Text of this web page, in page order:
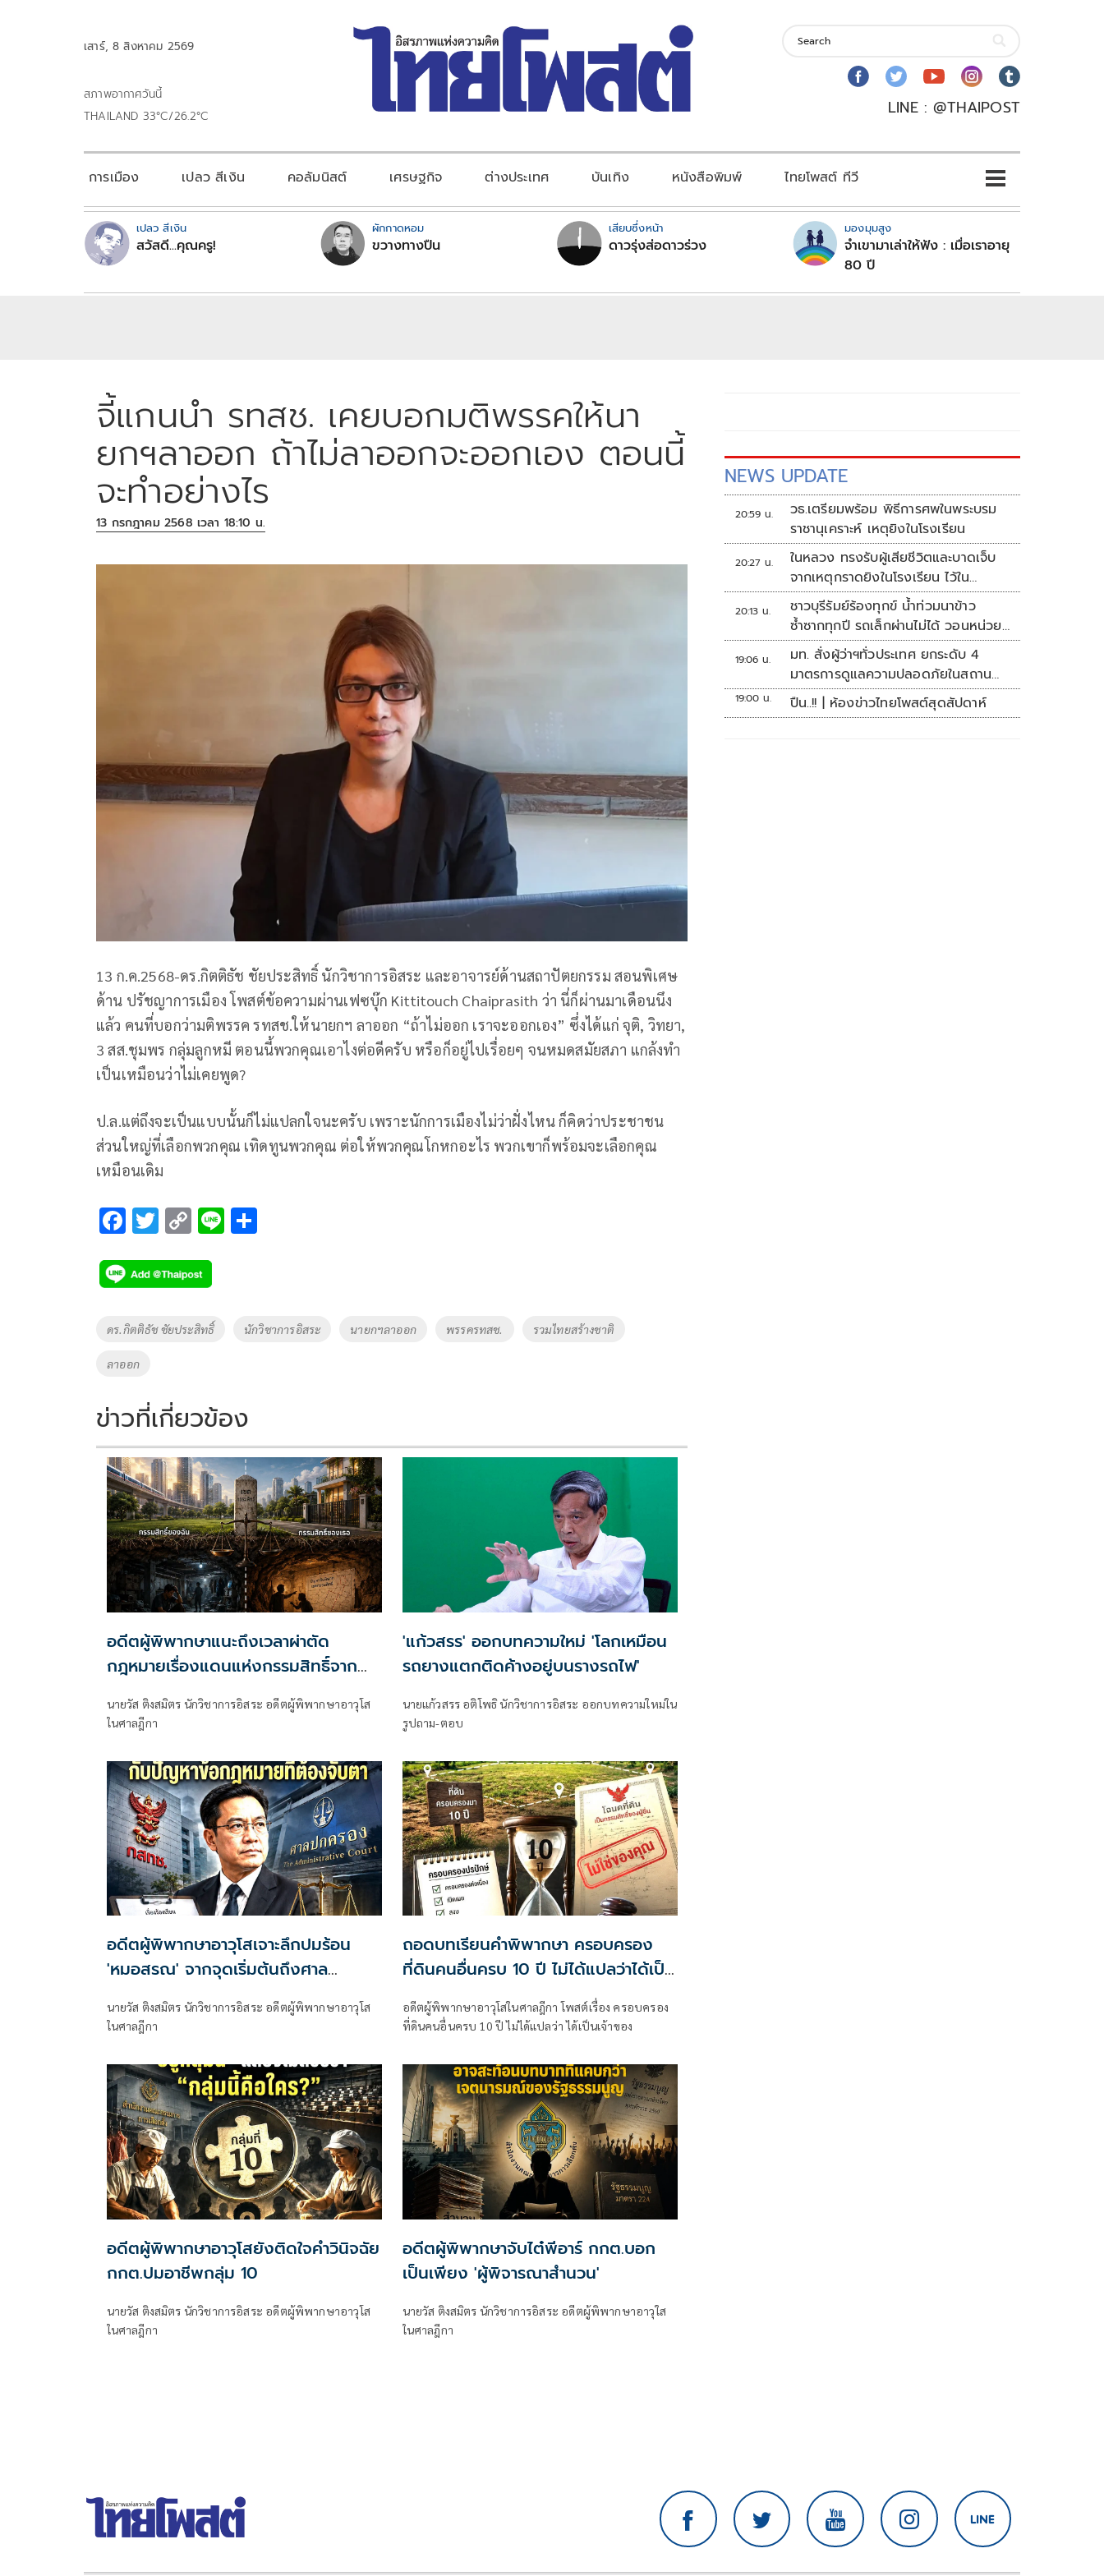
เสาร์, 8 สิงหาคม 2569
สภาพอากาศวันนี้
THAILAND 33°C/26.2°C
LINE : @THAIPOST
การเมือง เปลว สีเงิน คอลัมนิสต์ เศรษฐกิจ ต่างประเทศ บันเทิง หนังสือพิมพ์ ไทยโพสต์ ทีวี
เปลว สีเงิน
สวัสดี...คุณครู!
ผักกาดหอม
ขวางทางปืน
เสียบซึ่งหน้า
ดาวรุ่งส่อดาวร่วง
มองมุมสูง
จำเขามาเล่าให้ฟัง : เมื่อเราอายุ
80 ปี
จี้แกนนำ รทสช. เคยบอกมติพรรคให้นา
ยกฯลาออก ถ้าไม่ลาออกจะออกเอง ตอนนี้
จะทำอย่างไร
13 กรกฎาคม 2568 เวลา 18:10 น.
13 ก.ค.2568-ดร.กิตติธัช ชัยประสิทธิ์ นักวิชาการอิสระ และอาจารย์ด้านสถาปัตยกรรม สอนพิเศษ
ด้าน ปรัชญาการเมือง โพสต์ข้อความผ่านเฟซบุ๊ก Kittitouch Chaiprasith ว่า นี่ก็ผ่านมาเดือนนึง
แล้ว คนที่บอกว่ามติพรรค รทสช.ให้นายกฯ ลาออก “ถ้าไม่ออก เราจะออกเอง” ซึ่งได้แก่ จุติ, วิทยา,
3 สส.ชุมพร กลุ่มลูกหมี ตอนนี้พวกคุณเอาไงต่อดีครับ หรือก็อยู่ไปเรื่อยๆ จนหมดสมัยสภา แกล้งทำ
เป็นเหมือนว่าไม่เคยพูด?
ป.ล.แต่ถึงจะเป็นแบบนั้นก็ไม่แปลกใจนะครับ เพราะนักการเมืองไม่ว่าฝั่งไหน ก็คิดว่าประชาชน
ส่วนใหญ่ที่เลือกพวกคุณ เทิดทูนพวกคุณ ต่อให้พวกคุณโกหกอะไร พวกเขาก็พร้อมจะเลือกคุณ
เหมือนเดิม
F
e
b
o
k
T
tt
er
C
p
y
Li
Li
Tags
ดร.กิตติธัช ชัยประสิทธิ์ นักวิชาการอิสระ นายกฯลาออก พรรครทสช. รวมไทยสร้างชาติ
ลาออก
ข่าวที่เกี่ยวข้อง
อดีตผู้พิพากษาแนะถึงเวลาผ่าตัด
กฎหมายเรื่องแดนแห่งกรรมสิทธิ์จาก
นายวัส ติงสมิตร นักวิชาการอิสระ อดีตผู้พิพากษาอาวุโส
ในศาลฎีกา
'แก้วสรร' ออกบทความใหม่ 'โลกเหมือน
รถยางแตกติดค้างอยู่บนรางรถไฟ'
นายแก้วสรร อติโพธิ นักวิชาการอิสระ ออกบทความใหม่ใน
รูปถาม-ตอบ
อดีตผู้พิพากษาอาวุโสเจาะลึกปมร้อน
'หมอสรณ' จากจุดเริ่มต้นถึงศาล
นายวัส ติงสมิตร นักวิชาการอิสระ อดีตผู้พิพากษาอาวุโส
ในศาลฎีกา
ถอดบทเรียนคำพิพากษา ครอบครอง
ที่ดินคนอื่นครบ 10 ปี ไม่ได้แปลว่าได้เป็น
อดีตผู้พิพากษาอาวุโสในศาลฎีกา โพสต์เรื่อง ครอบครอง
ที่ดินคนอื่นครบ 10 ปี ไม่ได้แปลว่า ได้เป็นเจ้าของ
อดีตผู้พิพากษาอาวุโสยังติดใจคำวินิจฉัย
กกต.ปมอาชีพกลุ่ม 10
นายวัส ติงสมิตร นักวิชาการอิสระ อดีตผู้พิพากษาอาวุโส
ในศาลฎีกา
อดีตผู้พิพากษาจับไต๋พีอาร์ กกต.บอก
เป็นเพียง 'ผู้พิจารณาสำนวน'
นายวัส ติงสมิตร นักวิชาการอิสระ อดีตผู้พิพากษาอาวุใส
ในศาลฎีกา
NEWS UPDATE
20:59 น.
วธ.เตรียมพร้อม พิธีการศพในพระบรม
ราชานุเคราะห์ เหตุยิงในโรงเรียน
20:27 น.
ในหลวง ทรงรับผู้เสียชีวิตและบาดเจ็บ
จากเหตุกราดยิงในโรงเรียน ไว้ใน
พระบรมราชานุเคราะห์
20:13 น.
ชาวบุรีรัมย์ร้องทุกข์ น้ำท่วมนาข้าว
ซ้ำซากทุกปี รถเล็กผ่านไม่ได้ วอนหน่วย
งานเร่งแก้ไข
19:06 น.
มท. สั่งผู้ว่าฯทั่วประเทศ ยกระดับ 4
มาตรการดูแลความปลอดภัยในสถาน
ศึกษา
19:00 น. ปืน..!! | ห้องข่าวไทยโพสต์สุดสัปดาห์